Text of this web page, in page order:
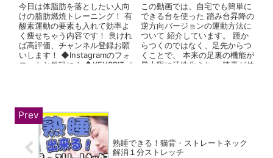
今日は体脂肪を落としたい人向
けの脂肪燃焼トレーニング！ 有
酸素運動の要素も入れて効率よ
く痩せちゃう内容です！ 良けれ
ば高評価、チャンネル登録お願
いします！ ◆Instagramのフォ
ローもお気軽に↓ ◆KEYSBITパ
この動画では、自宅でも簡単に
できる台を使った 踏み台昇降の
逆方向バージョンの運動方法に
ついて 紹介しています。 踵か
らつくのではなく、足先からつ
くことで、 本来の足裏の機能が
最大限に活性化され、 膝裏が伸
熟睡できる！猫背・ストレートネック
解消１分ストレッチ